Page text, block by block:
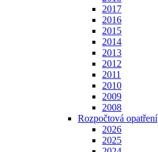
2017
2016
2015
2014
2013
2012
2011
2010
2009
2008
Rozpočtová opatření
2026
2025